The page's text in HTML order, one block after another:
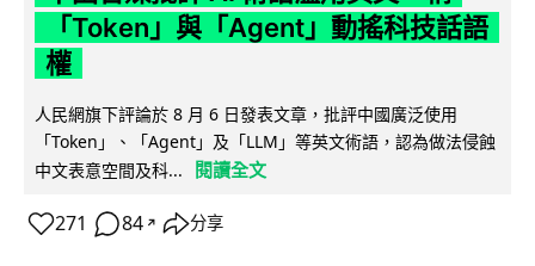
「Token」與「Agent」動搖科技話語
權
人民網旗下評論於 8 月 6 日發表文章，批評中國廣泛使用
「Token」、「Agent」及「LLM」等英文術語，認為做法侵蝕
中文表意空間及科...
閱讀全文
271 84 ↗ 分享